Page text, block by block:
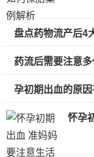
盘点药物流产后4
药流后需要注意
孕初期出血的原因
怀孕